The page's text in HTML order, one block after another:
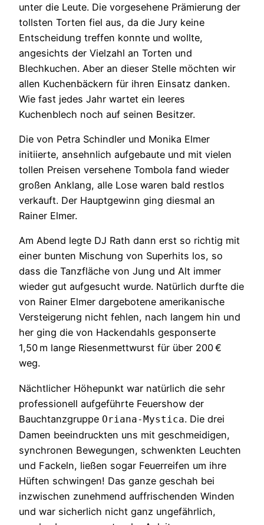
unter die Leute. Die vorgesehene Prämierung der
tollsten Torten fiel aus, da die Jury keine
Entscheidung treffen konnte und wollte,
angesichts der Vielzahl an Torten und
Blechkuchen. Aber an dieser Stelle möchten wir
allen Kuchenbäckern für ihren Einsatz danken.
Wie fast jedes Jahr wartet ein leeres
Kuchenblech noch auf seinen Besitzer.
Die von Petra Schindler und Monika Elmer
initiierte, ansehnlich aufgebaute und mit vielen
tollen Preisen versehene Tombola fand wieder
großen Anklang, alle Lose waren bald restlos
verkauft. Der Hauptgewinn ging diesmal an
Rainer Elmer.
Am Abend legte DJ Rath dann erst so richtig mit
einer bunten Mischung von Superhits los, so
dass die Tanzfläche von Jung und Alt immer
wieder gut aufgesucht wurde. Natürlich durfte die
von Rainer Elmer dargebotene amerikanische
Versteigerung nicht fehlen, nach langem hin und
her ging die von Hackendahls gesponserte
1,50 m lange Riesenmettwurst für über 200 €
weg.
Nächtlicher Höhepunkt war natürlich die sehr
professionell aufgeführte Feuershow der
Bauchtanzgruppe Oriana-Mystica. Die drei
Damen beeindruckten uns mit geschmeidigen,
synchronen Bewegungen, schwenkten Leuchten
und Fackeln, ließen sogar Feuerreifen um ihre
Hüften schwingen! Das ganze geschah bei
inzwischen zunehmend auffrischenden Winden
und war sicherlich nicht ganz ungefährlich,